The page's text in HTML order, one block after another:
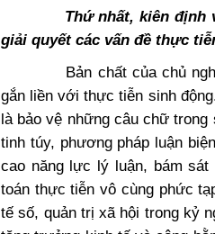
Thứ nhất, kiên định và
giải quyết các vấn đề thực
Bản chất của chủ nghĩa
gắn liền với thực tiễn sinh
là bảo vệ những câu chữ
tinh túy, phương pháp luận
cao năng lực lý luận, bám
toán thực tiễn vô cùng phức
tế số, quản trị xã hội trong kỷ